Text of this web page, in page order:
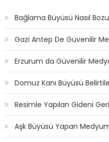
Bağlama Büyüsü Nasıl
Gazi Antep De Güvenilir
Erzurum da Güvenilir
Domuz Kanı Büyüsü
Resimle Yapılan Gideni
Aşk Büyüsü Yapan